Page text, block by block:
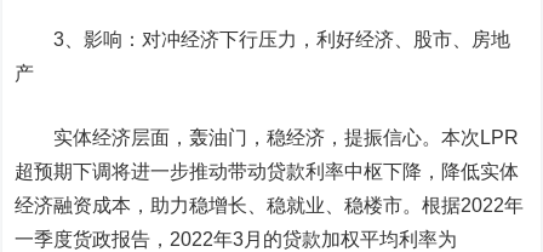
3、影响：对冲经济下行压力，利好经济、股市、房地
产
实体经济层面，轰油门，稳经济，提振信心。本次LPR
超预期下调将进一步推动带动贷款利率中枢下降，降低实体
经济融资成本，助力稳增长、稳就业、稳楼市。根据2022年
一季度货政报告，2022年3月的贷款加权平均利率为